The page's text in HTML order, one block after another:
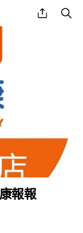
share
報報